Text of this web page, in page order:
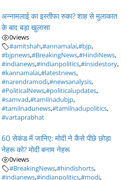
अन्नामलाई का इस्तीफा रुका? शाह से मुलाकात
के बाद बड़ा खुलासा
0views
#amitshah,#annamalai,#bjp,
#bjpnews,#BreakingNews,#HindiNews,
#indianews,#indianpolitics,#insidestory,
#kannamalai,#latestnews,
#narendramodi,#newsanalysis,
#PoliticalNews,#politicalupdates,
#samvad,#tamilnadubjp,
#tamilnadunews,#tamilnadupolitics,
#vartaprabhat
60 सेकंड में जानिए: मोदी ने कैसे पीछे छोड़ा
नेहरू को? मोदी बनाम नेहरू
0views
#BreakingNews,#hindishorts,
#indianews,#indianpolitics,#modi,